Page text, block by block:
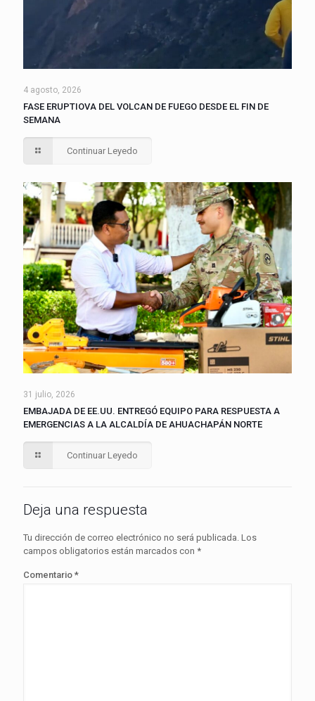
4 agosto, 2026
FASE ERUPTIOVA DEL VOLCAN DE FUEGO DESDE EL FIN DE
SEMANA
Continuar Leyedo
31 julio, 2026
EMBAJADA DE EE.UU. ENTREGÓ EQUIPO PARA RESPUESTA A
EMERGENCIAS A LA ALCALDÍA DE AHUACHAPÁN NORTE
Continuar Leyedo
Deja una respuesta
Tu dirección de correo electrónico no será publicada. Los
campos obligatorios están marcados con *
Comentario *